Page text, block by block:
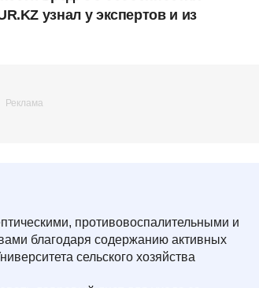
узнал у экспертов и из
противовоспалительными и
благодаря содержанию активных
сельского хозяйства